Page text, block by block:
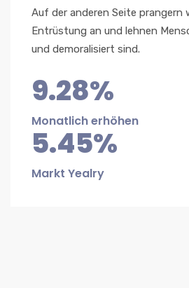
Auf der anderen Seite
Entrüstung an und lehnen
und demoralisiert sind.
9.28%
Monatlich erhöhen
5.45%
Markt Yealry